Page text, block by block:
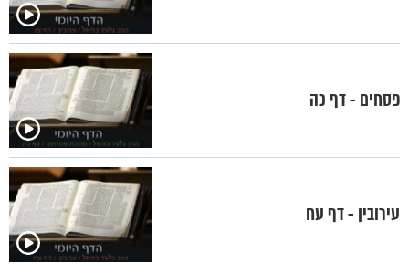
פסחים - דף כה
עירובין - דף עח